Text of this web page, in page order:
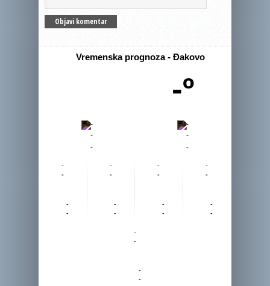
Vremenska prognoza - Đakovo
-º
-
-
-
-
-
-
-
-
-
-
-
-
-
-
-
-
-
-
-
-
-
-
-
-
-
-